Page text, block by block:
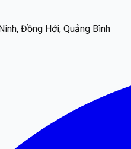
Đồng Hới, Quảng Bình